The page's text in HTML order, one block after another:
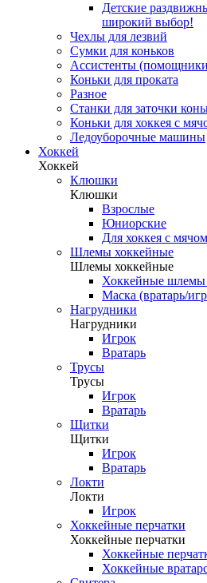
Детские
широкий выбор!
Чехлы для лезвий
Сумки для коньков
Ассистенты
Коньки для проката
Разное
Станки для заточки
Коньки для хоккея с
Ледоуборочные машины
Хоккей
Хоккей
Клюшки
Клюшки
Взрослые
Юниорские
Для хоккея с мячом
Шлемы хоккейные
Шлемы хоккейные
Хоккейные шлемы
Маска (вратарь/
Нагрудники
Нагрудники
Игрок
Вратарь
Трусы
Трусы
Игрок
Вратарь
Щитки
Щитки
Игрок
Вратарь
Локти
Локти
Игрок
Хоккейные перчатки
Хоккейные перчатки
Хоккейные
Хоккейные